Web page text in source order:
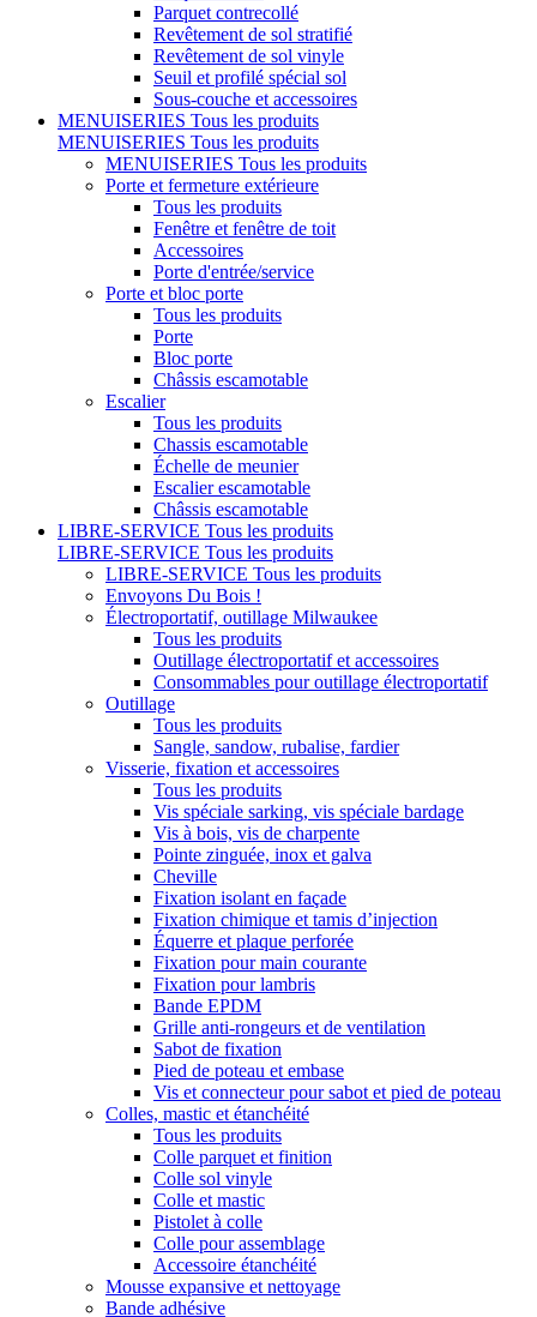
Parquet contrecollé
Revêtement de sol stratifié
Revêtement de sol vinyle
Seuil et profilé spécial sol
Sous-couche et accessoires
MENUISERIES Tous les produits
MENUISERIES Tous les produits
MENUISERIES Tous les produits
Porte et fermeture extérieure
Tous les produits
Fenêtre et fenêtre de toit
Accessoires
Porte d'entrée/service
Porte et bloc porte
Tous les produits
Porte
Bloc porte
Châssis escamotable
Escalier
Tous les produits
Chassis escamotable
Échelle de meunier
Escalier escamotable
Châssis escamotable
LIBRE-SERVICE Tous les produits
LIBRE-SERVICE Tous les produits
LIBRE-SERVICE Tous les produits
Envoyons Du Bois !
Électroportatif, outillage Milwaukee
Tous les produits
Outillage électroportatif et accessoires
Consommables pour outillage électroportatif
Outillage
Tous les produits
Sangle, sandow, rubalise, fardier
Visserie, fixation et accessoires
Tous les produits
Vis spéciale sarking, vis spéciale bardage
Vis à bois, vis de charpente
Pointe zinguée, inox et galva
Cheville
Fixation isolant en façade
Fixation chimique et tamis d’injection
Équerre et plaque perforée
Fixation pour main courante
Fixation pour lambris
Bande EPDM
Grille anti-rongeurs et de ventilation
Sabot de fixation
Pied de poteau et embase
Vis et connecteur pour sabot et pied de poteau
Colles, mastic et étanchéité
Tous les produits
Colle parquet et finition
Colle sol vinyle
Colle et mastic
Pistolet à colle
Colle pour assemblage
Accessoire étanchéité
Mousse expansive et nettoyage
Bande adhésive